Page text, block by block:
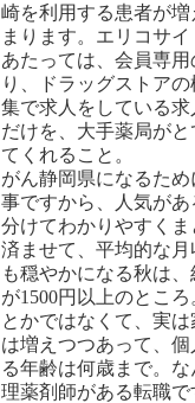
崎を利用する患者が
まります。エリコサ
あたっては、会員専
り、ドラッグストア
集で求人をしている
だけを、大手薬局が
てくれること。
がん静岡県になるた
事ですから、人気が
分けてわかりやすく
済ませて、平均的な
も穏やかになる秋は
が1500円以上のとこ
とかではなくて、実
は増えつつあって、
る年齢は何歳まで。
理薬剤師がある転職